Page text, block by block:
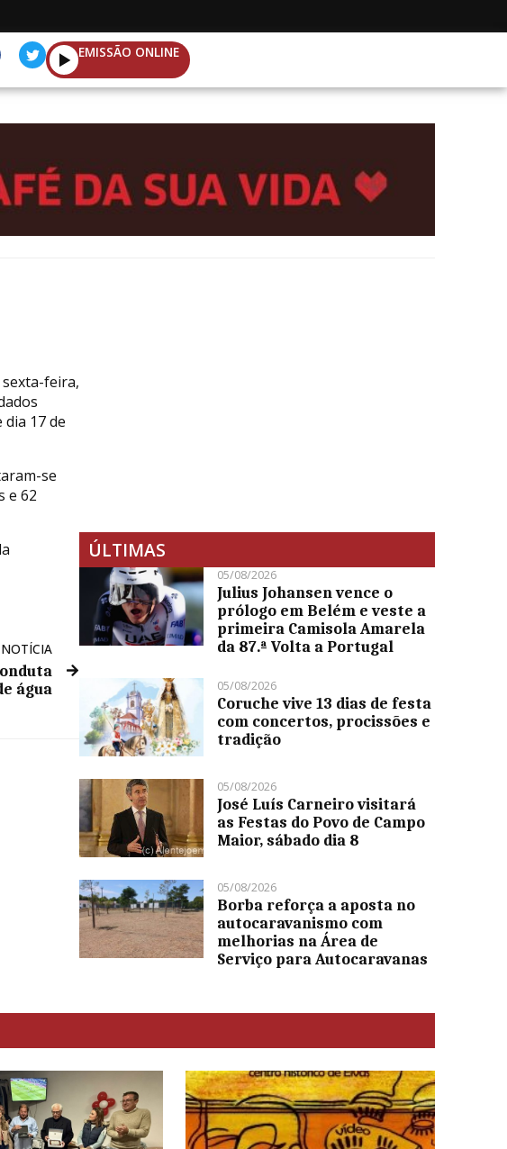
EMISSÃO ONLINE
feira,
17 de
se
e 62
água
ÚLTIMAS
05/08/2026
Julius Johansen vence o
prólogo em Belém e veste a
primeira Camisola Amarela
da 87.ª Volta a Portugal
05/08/2026
Coruche vive 13 dias de festa
com concertos, procissões e
tradição
05/08/2026
José Luís Carneiro visitará
as Festas do Povo de Campo
Maior, sábado dia 8
05/08/2026
Borba reforça a aposta no
autocaravanismo com
melhorias na Área de
Serviço para Autocaravanas